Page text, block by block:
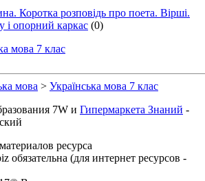
Коротка розповідь про поета. Вірші.
і опорний каркас (0)
мова 7 клас
мова > Українська мова 7 клас
7W и Гипермаркета Знаний -
ресурса
обязательна (для интернет ресурсов -